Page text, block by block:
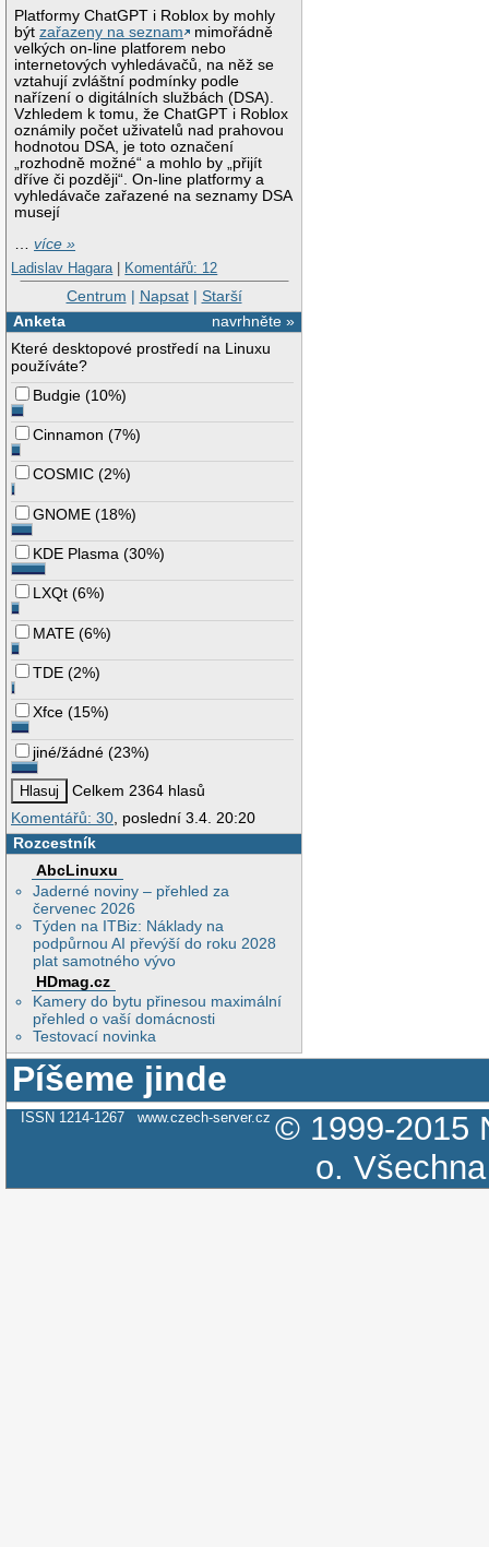
Platformy ChatGPT i Roblox by mohly
býtzařazeny na seznam
mimořádně
velkých on-line platforem nebo
internetových vyhledávačů, na něž se
vztahují zvláštní podmínky podle
nařízení o digitálních službách (DSA).
Vzhledem k tomu, že ChatGPT i Roblox
oznámily počet uživatelů nad prahovou
hodnotou DSA, je toto označení
„rozhodně možné“ a mohlo by „přijít
dříve či později“. On-line platformy a
vyhledávače zařazené na seznamy DSA
musejí
…více »
Ladislav Hagara | Komentářů: 12
Centrum | Napsat| Starší
navrhněte »
Anketa
Které desktopové prostředí na Linuxu
používáte?
Budgie (10%)
Cinnamon (7%)
COSMIC (2%)
GNOME (18%)
KDE Plasma (30%)
LXQt (6%)
MATE (6%)
TDE (2%)
Xfce (15%)
jiné/žádné (23%)
Celkem 2364 hlasů
Komentářů: 30, poslední 3.4. 20:20
Rozcestník
AbcLinuxu
Jaderné noviny – přehled za
červenec 2026
Týden na ITBiz: Náklady na
podpůrnou AI převýší do roku 2028
plat samotného vývo
HDmag.cz
Kamery do bytu přinesou maximální
přehled o vaší domácnosti
Testovací novinka
Píšeme jinde
ISSN 1214-1267 www.czech-server.cz © 1999-2015
o.